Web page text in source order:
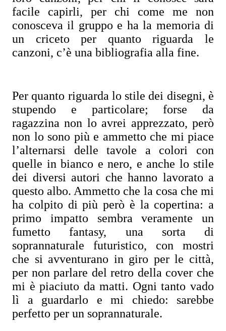
facile capirli, per chi come me non
conosceva il gruppo e ha la memoria di
un criceto per quanto riguarda le
canzoni, c’è una bibliografia alla fine.
Per quanto riguarda lo stile dei disegni, è
stupendo e particolare; forse da
ragazzina non lo avrei apprezzato, però
non lo sono più e ammetto che mi piace
l’alternarsi delle tavole a colori con
quelle in bianco e nero, e anche lo stile
dei diversi autori che hanno lavorato a
questo albo. Ammetto che la cosa che mi
ha colpito di più però è la copertina: a
primo impatto sembra veramente un
fumetto fantasy, una sorta di
soprannaturale futuristico, con mostri
che si avventurano in giro per le città,
per non parlare del retro della cover che
mi è piaciuto da matti. Ogni tanto vado
lì a guardarlo e mi chiedo: sarebbe
perfetto per un soprannaturale.